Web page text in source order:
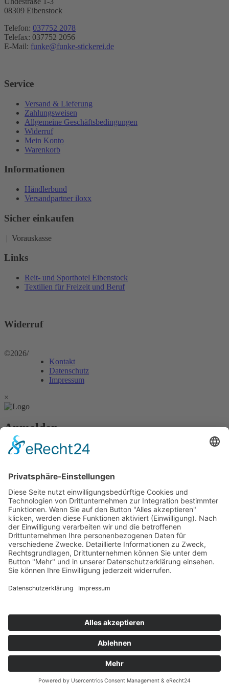
08309 Eibenstock
Telefon: 037752 2078
Telefax: 037752 2056
E-Mail: funke@funke-stickerei.de
Service
Versand & Lieferung
Zahlungsweisen
Allgemeine Geschäftsbedingungen
Widerruf
Mein Konto
Warenkorb
Informationen
Händlerbund
Versandpartner iloxx
Sicher einkaufen
| Vorauskasse
Links
Reit- und Sporthotel Eibenstock
Textilien für Freizeit und Beruf
Widerruf
©2026/
Kontakt
Datenschutz
Impressum
×
Anmelden
Passwort vergessen?
Angemeldet bleiben
Anmelden
Zum Inhalt springen
Vertrag widerrufen
Werkzeugleiste öffnen
Zurücksetzen